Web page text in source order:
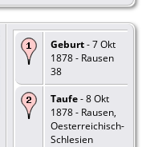
Geburt- 7 Okt
1878 - Rausen
38
Taufe- 8 Okt
1878 - Rausen,
Oesterreichisch-
Schlesien